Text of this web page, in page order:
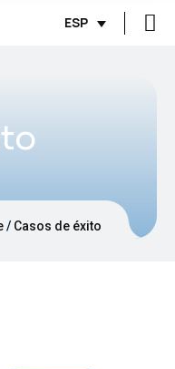
ESP
Casos de éxito